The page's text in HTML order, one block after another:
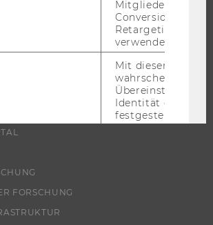
INCOMING EXCHANGE STUDIERENDE
UND STUDIENINTERESSIERTE
FORSCHUNG
Conversion-
Retargeting und
verwendet wird.
Mit diesem
Identität eines
festgestellt.